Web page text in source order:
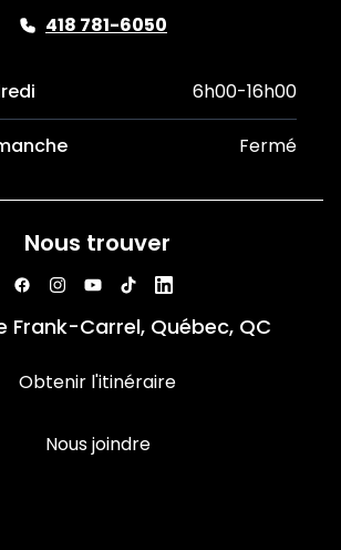
418 781-6050
6h00-16h00
Fermé
Nous trouver
Frank-Carrel, Québec, QC
Obtenir l'itinéraire
Nous joindre